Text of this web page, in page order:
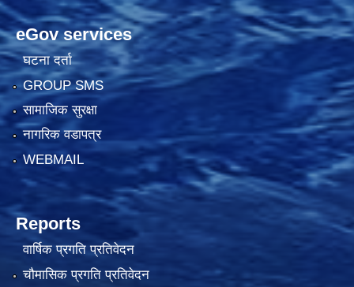
eGov services
घटना दर्ता
GROUP SMS
सामाजिक सुरक्षा
नागरिक वडापत्र
WEBMAIL
Reports
वार्षिक प्रगति प्रतिवेदन
चौमासिक प्रगति प्रतिवेदन